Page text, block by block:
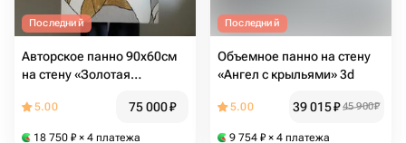
Последний
Авторское панно 90х60см
на стену «Золотая
5.00 75 000₽
18 750 ₽ × 4 платежа
Последний
Объемное панно на стену
«Ангел с крыльями» 3d
5.00 39 015₽ 45 900₽
9 754 ₽ × 4 платежа